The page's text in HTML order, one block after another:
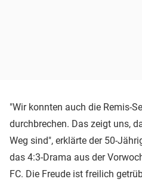
"Wir konnten auch die Remis-
durchbrechen. Das zeigt uns,
Weg sind", erklärte der 50-
das 4:3-Drama aus der
FC. Die Freude ist freilich